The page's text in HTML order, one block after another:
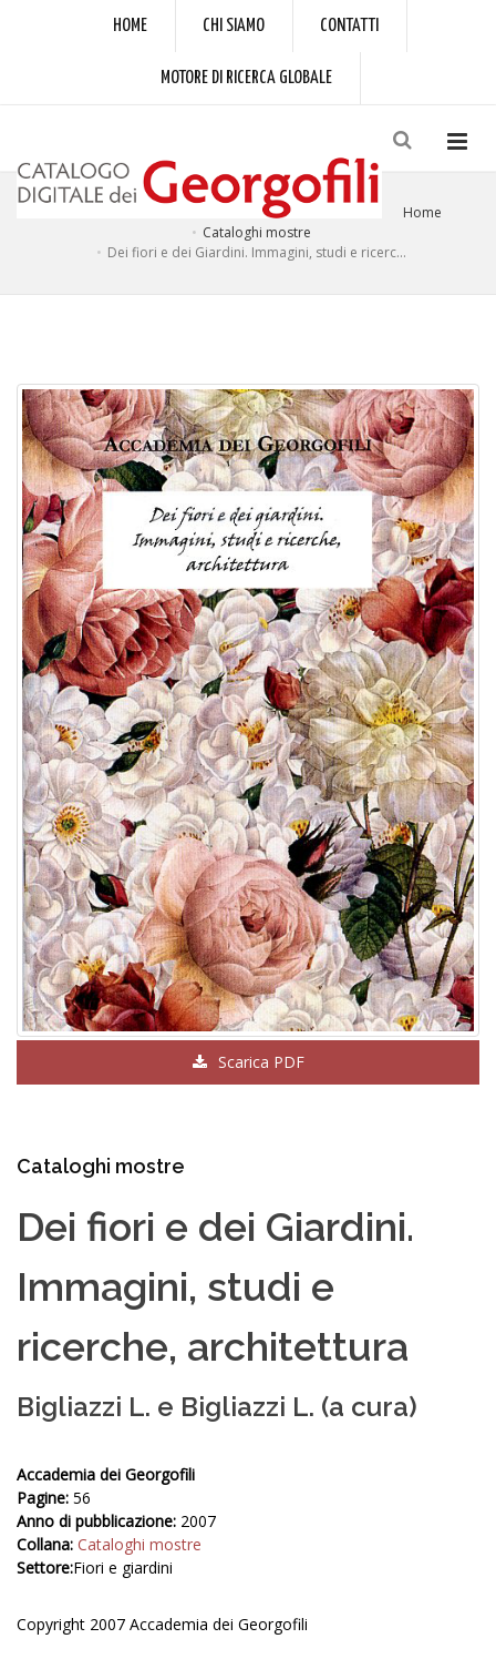
HOME CHI SIAMO CONTATTI
MOTORE DI RICERCA GLOBALE
Home
Cataloghi mostre
Dei fiori e dei Giardini. Immagini, studi e ricerc...
Scarica PDF
Cataloghi mostre
Dei fiori e dei Giardini.
Immagini, studi e
ricerche, architettura
Bigliazzi L. e Bigliazzi L. (a cura)
Accademia dei Georgofili
Pagine: 56
Anno di pubblicazione: 2007
Collana: Cataloghi mostre
Settore:Fiori e giardini
Copyright 2007 Accademia dei Georgofili